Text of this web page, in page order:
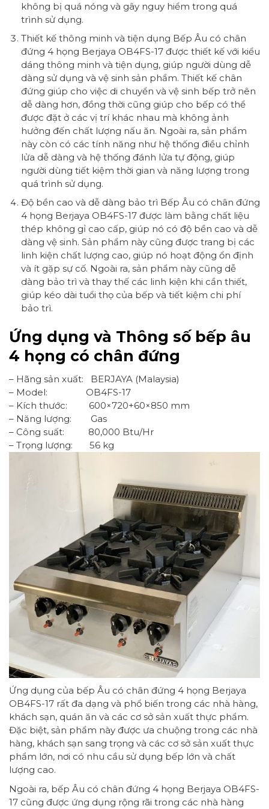
không bị quá nóng và gây nguy hiểm trong quá
trình sử dụng.
Thiết kế thông minh và tiện dụng Bếp Âu có chân
đứng 4 họng Berjaya OB4FS-17 được thiết kế với kiểu
dáng thông minh và tiện dụng, giúp người dùng dễ
dàng sử dụng và vệ sinh sản phẩm. Thiết kế chân
đứng giúp cho việc di chuyển và vệ sinh bếp trở nên
dễ dàng hơn, đồng thời cũng giúp cho bếp có thể
được đặt ở các vị trí khác nhau mà không ảnh
hưởng đến chất lượng nấu ăn. Ngoài ra, sản phẩm
này còn có các tính năng như hệ thống điều chỉnh
lửa dễ dàng và hệ thống đánh lửa tự động, giúp
người dùng tiết kiệm thời gian và năng lượng trong
quá trình sử dụng.
Độ bền cao và dễ dàng bảo trì Bếp Âu có chân đứng
4 họng Berjaya OB4FS-17 được làm bằng chất liệu
thép không gỉ cao cấp, giúp nó có độ bền cao và dễ
dàng vệ sinh. Sản phẩm này cũng được trang bị các
linh kiện chất lượng cao, giúp nó hoạt động ổn định
và ít gặp sự cố. Ngoài ra, sản phẩm này cũng dễ
dàng bảo trì và thay thế các linh kiện khi cần thiết,
giúp kéo dài tuổi thọ của bếp và tiết kiệm chi phí
bảo trì.
Ứng dụng và Thông số bếp âu
4 họng có chân đứng
– Hãng sản xuất: BERJAYA (Malaysia)
– Model: OB4FS-17
– Kích thước: 600×720+60×850 mm
– Năng lượng: Gas
– Công suất: 80,000 Btu/Hr
– Trọng lượng: 56 kg
Ứng dụng của bếp Âu có chân đứng 4 họng Berjaya
OB4FS-17 rất đa dạng và phổ biến trong các nhà hàng,
khách sạn, quán ăn và các cơ sở sản xuất thực phẩm.
Đặc biệt, sản phẩm này được ưa chuộng trong các nhà
hàng, khách sạn sang trọng và các cơ sở sản xuất thực
phẩm lớn, nơi có nhu cầu sử dụng bếp lớn và chất
lượng cao.
Ngoài ra, bếp Âu có chân đứng 4 họng Berjaya OB4FS-
17 cũng được ứng dụng rộng rãi trong các nhà hàng